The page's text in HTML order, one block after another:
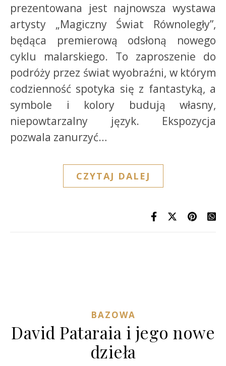
prezentowana jest najnowsza wystawa
artysty „Magiczny Świat Równoległy”,
będąca premierową odsłoną nowego
cyklu malarskiego. To zaproszenie do
podróży przez świat wyobraźni, w którym
codzienność spotyka się z fantastyką, a
symbole i kolory budują własny,
niepowtarzalny język. Ekspozycja
pozwala zanurzyć…
CZYTAJ DALEJ
BAZOWA
David Pataraia i jego nowe
dzieła